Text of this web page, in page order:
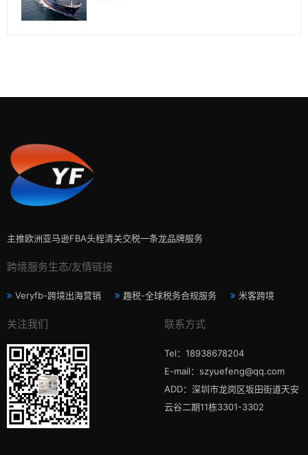
主推欧洲亚马逊FBA头程清关交税一条龙品牌服务
跨境服务生态/友情链接
Veryfb-跨境出海营销 趣税-全球税务合规服务 米客跨境
关注我们 联系方式
Tel：18938678204
E-mail：szyuefeng@qq.com
ADD：深圳市龙岗区坂田街道天安
云谷二期11栋3301-3302